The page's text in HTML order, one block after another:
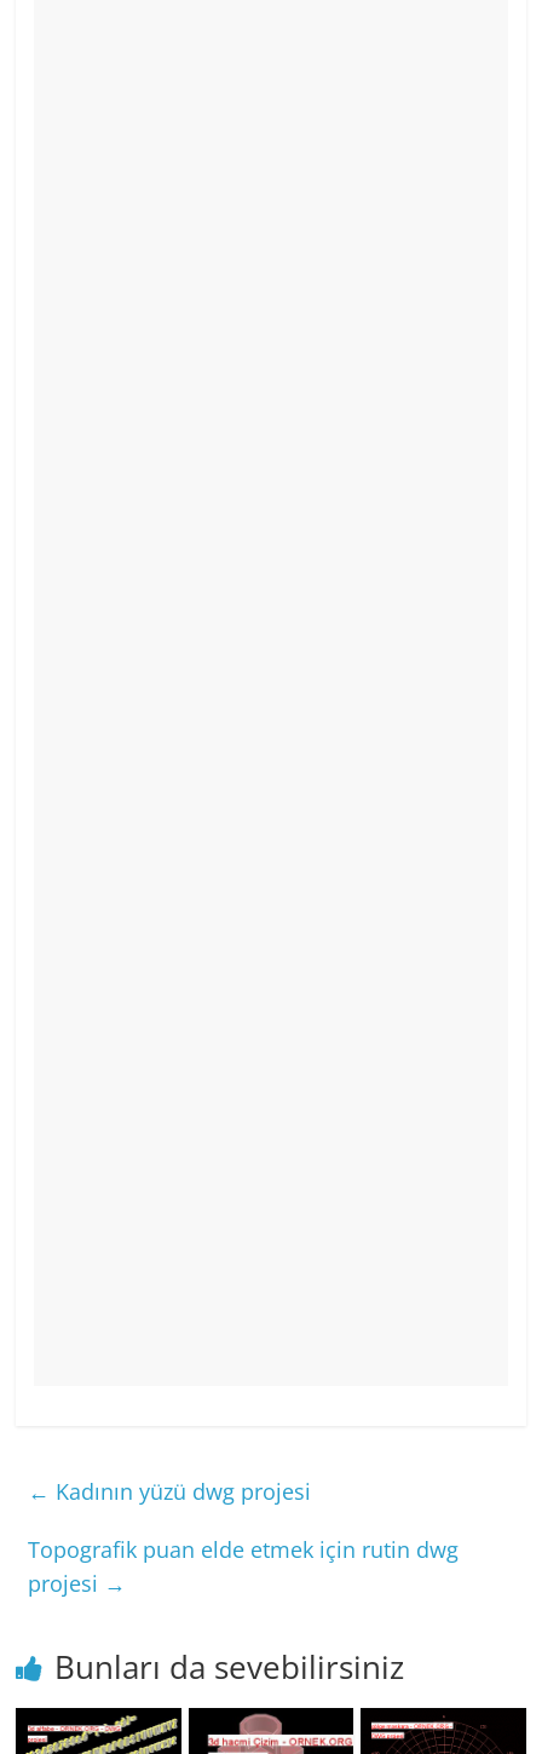
← Kadının yüzü dwg projesi
Topografik puan elde etmek için rutin dwg
projesi →
Bunları da sevebilirsiniz